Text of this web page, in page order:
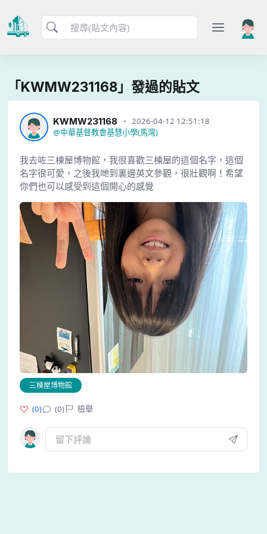
「KWMW231168」發過的貼文
KWMW231168
2026-04-12 12:51:18
@中華基督教會基慧小學(馬灣)
我去咗三棟屋博物館，我很喜歡三棟屋的這個名字，這個
名字很可愛，之後我哋到裏邊英文參觀，很壯觀啊！希望
你們也可以感受到這個開心的感覺
三棟屋博物館
(0) (0) 檢舉